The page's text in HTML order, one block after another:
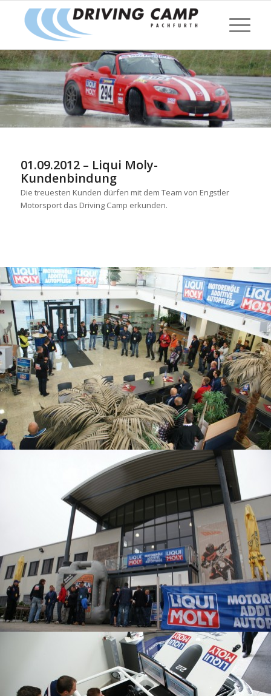
01.09.2012 – Liqui Moly-
Kundenbindung
Die treuesten Kunden dürfen mit dem Team von Engstler
Motorsport das Driving Camp erkunden.